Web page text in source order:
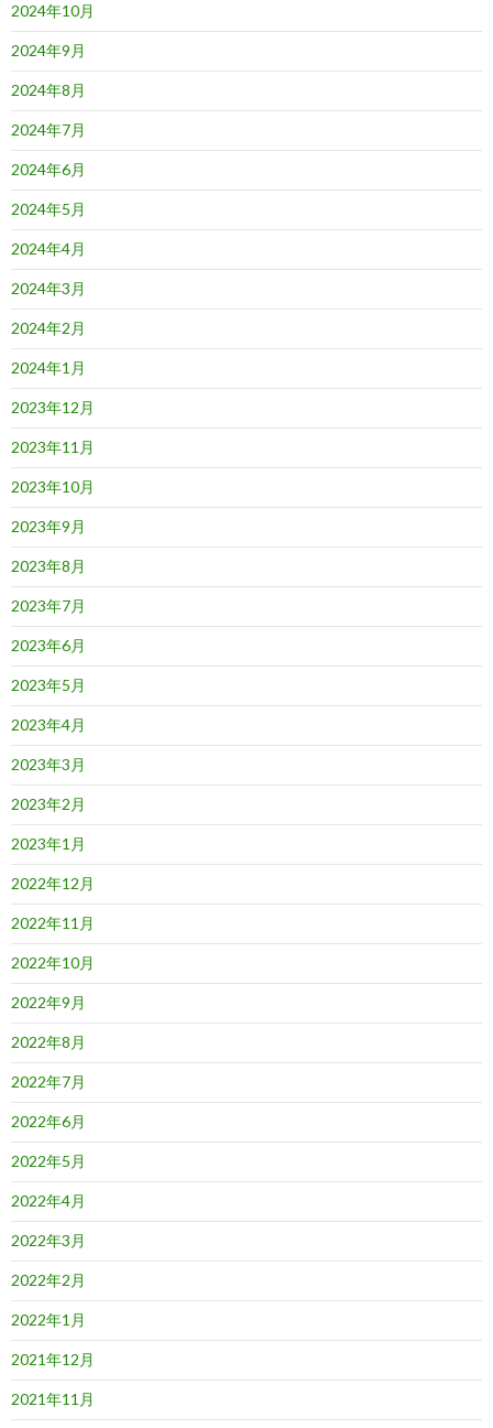
2024年10月
2024年9月
2024年8月
2024年7月
2024年6月
2024年5月
2024年4月
2024年3月
2024年2月
2024年1月
2023年12月
2023年11月
2023年10月
2023年9月
2023年8月
2023年7月
2023年6月
2023年5月
2023年4月
2023年3月
2023年2月
2023年1月
2022年12月
2022年11月
2022年10月
2022年9月
2022年8月
2022年7月
2022年6月
2022年5月
2022年4月
2022年3月
2022年2月
2022年1月
2021年12月
2021年11月